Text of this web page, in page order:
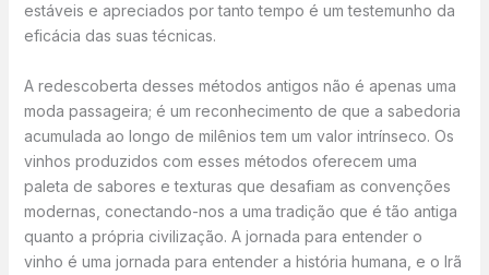
estáveis e apreciados por tanto tempo é um testemunho da
eficácia das suas técnicas.
A redescoberta desses métodos antigos não é apenas uma
moda passageira; é um reconhecimento de que a sabedoria
acumulada ao longo de milênios tem um valor intrínseco. Os
vinhos produzidos com esses métodos oferecem uma
paleta de sabores e texturas que desafiam as convenções
modernas, conectando-nos a uma tradição que é tão antiga
quanto a própria civilização. A jornada para entender o
vinho é uma jornada para entender a história humana, e o Irã